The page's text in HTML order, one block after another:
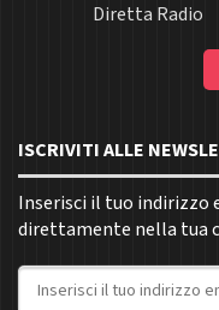
Diretta Radio
ISCRIVITI ALLE
Inserisci il tuo indirizzo
direttamente nella tua
Indirizzo email